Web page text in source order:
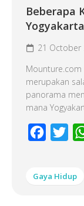
Beberapa
Yogyakarta
21 October
merupakan
panorama
mana
Gaya Hidup